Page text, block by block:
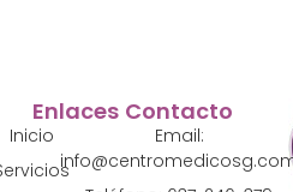
Enlaces
Inicio
Contacto
Email: